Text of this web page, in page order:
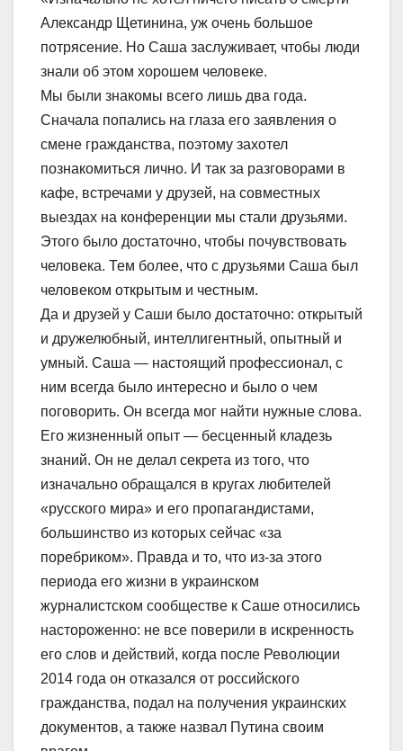
Александр Щетинина, уж очень большое
потрясение. Но Саша заслуживает, чтобы люди
знали об этом хорошем человеке.
Мы были знакомы всего лишь два года.
Сначала попались на глаза его заявления о
смене гражданства, поэтому захотел
познакомиться лично. И так за разговорами в
кафе, встречами у друзей, на совместных
выездах на конференции мы стали друзьями.
Этого было достаточно, чтобы почувствовать
человека. Тем более, что с друзьями Саша был
человеком открытым и честным.
Да и друзей у Саши было достаточно: открытый
и дружелюбный, интеллигентный, опытный и
умный. Саша — настоящий профессионал, с
ним всегда было интересно и было о чем
поговорить. Он всегда мог найти нужные слова.
Его жизненный опыт — бесценный кладезь
знаний. Он не делал секрета из того, что
изначально обращался в кругах любителей
«русского мира» и его пропагандистами,
большинство из которых сейчас «за
поребриком». Правда и то, что из-за этого
периода его жизни в украинском
журналистском сообществе к Саше относились
настороженно: не все поверили в искренность
его слов и действий, когда после Революции
2014 года он отказался от российского
гражданства, подал на получения украинских
документов, а также назвал Путина своим